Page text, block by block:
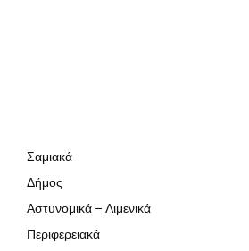
Σαμιακά
Δήμος
Αστυνομικά – Λιμενικά
Περιφερειακά